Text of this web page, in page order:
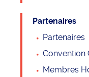
Partenaires
Partenaires
Convention
Membres